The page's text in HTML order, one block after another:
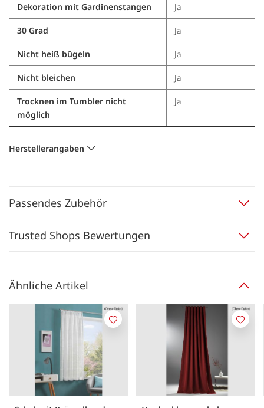
Dekoration mit Gardinenstangen Ja
30 Grad Ja
Nicht heiß bügeln Ja
Nicht bleichen Ja
Trocknen im Tumbler nicht
möglich
Ja
Herstellerangaben
Passendes Zubehör
Trusted Shops Bewertungen
Ähnliche Artikel
Merken